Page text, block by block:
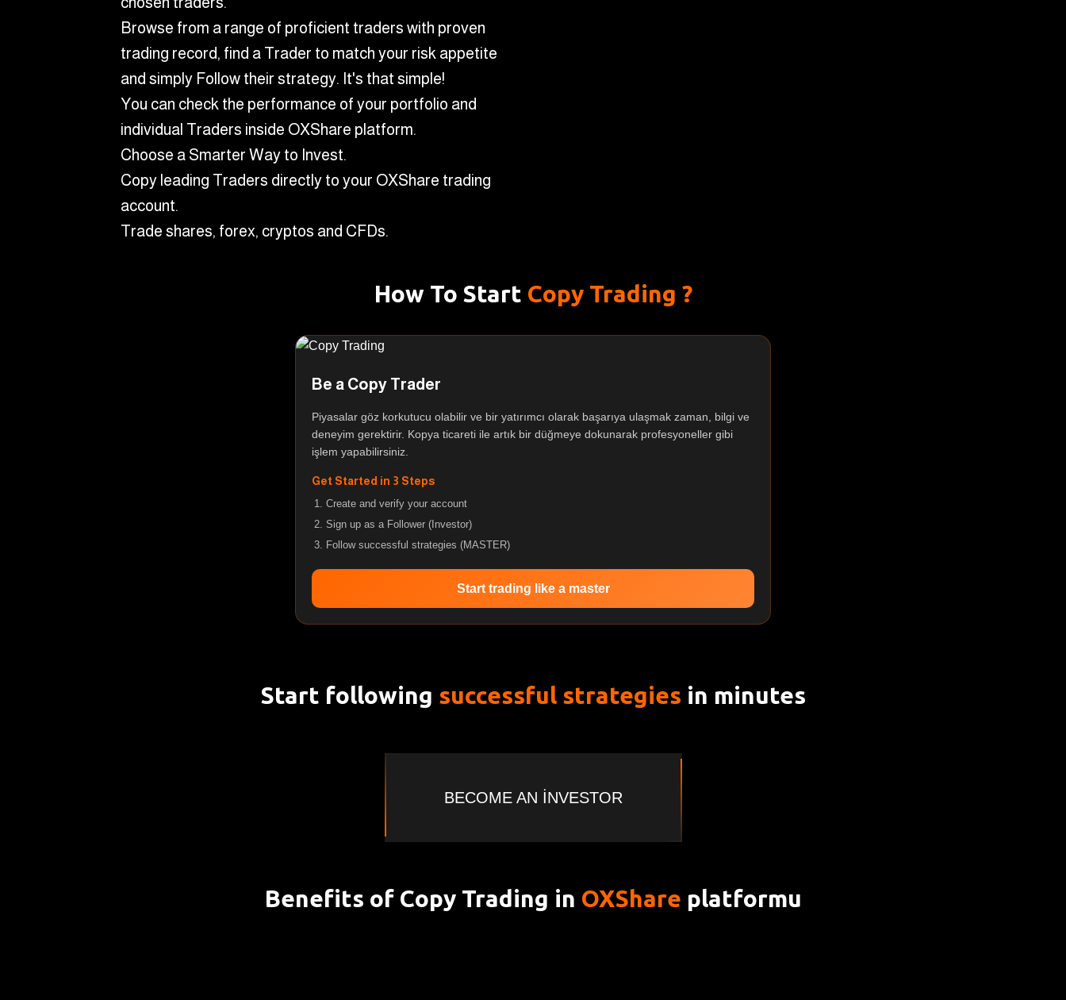
Browse from a range of proficient traders with proven
trading record, find a Trader to match your risk appetite
and simply Follow their strategy. It's that simple!
You can check the performance of your portfolio and
individual Traders inside OXShare platform.
Choose a Smarter Way to Invest.
Copy leading Traders directly to your OXShare trading
account.
Trade shares, forex, cryptos and CFDs.
How To Start Copy Trading ?
Be a Copy Trader
Piyasalar göz korkutucu olabilir ve bir yatırımcı olarak başarıya ulaşmak zaman, bilgi ve
deneyim gerektirir. Kopya ticareti ile artık bir düğmeye dokunarak profesyoneller gibi
işlem yapabilirsiniz.
Get Started in 3 Steps
Create and verify your account
Sign up as a Follower (Investor)
Follow successful strategies (MASTER)
Start trading like a master
Start following successful strategies in minutes
BECOME AN INVESTOR
Benefits of Copy Trading in OXShare platformu